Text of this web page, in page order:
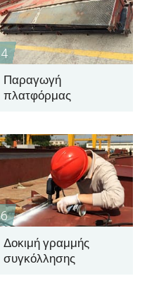
4
Παραγωγή
πλατφόρμας
6
Δοκιμή γραμμής
συγκόλλησης